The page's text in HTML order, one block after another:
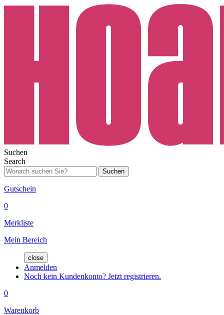
Suchen
Search
Suchen
Gutschein
0
Merkliste
Mein Bereich
close
Anmelden
Noch kein Kundenkonto? Jetzt registrieren.
0
Warenkorb